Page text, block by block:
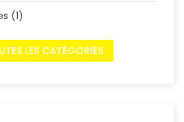
(1)
LES CATÉGORIES